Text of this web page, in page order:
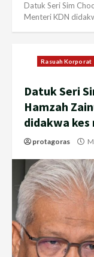
Datuk Seri Sim
Menteri KDN
Rasuah Korporat
Datuk Seri
Hamzah
didakwa kes
protagoras